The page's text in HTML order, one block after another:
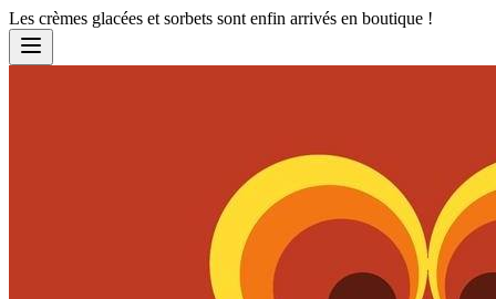
Les crèmes glacées et sorbets sont enfin arrivés en boutique !